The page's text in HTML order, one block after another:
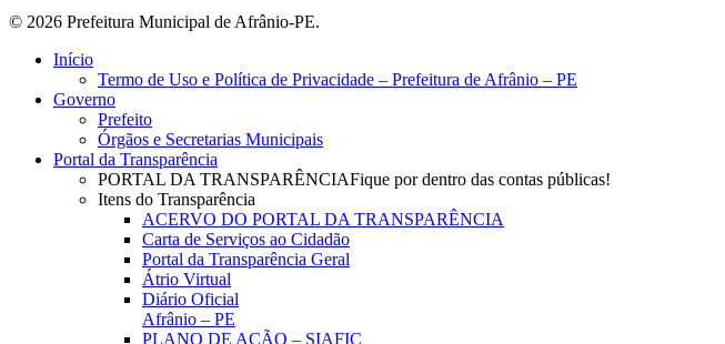
© 2026 Prefeitura Municipal de Afrânio-PE.
Close
Início
Termo de Uso e Política de Privacidade – Prefeitura de Afrânio – PE
Governo
Prefeito
Órgãos e Secretarias Municipais
Portal da Transparência
PORTAL DA TRANSPARÊNCIAFique por dentro das contas públicas!
Itens do Transparência
ACERVO DO PORTAL DA TRANSPARÊNCIA
Carta de Serviços ao Cidadão
Portal da Transparência Geral
Átrio Virtual
Diário Oficial
Afrânio – PE
PLANO DE AÇÃO – SIAFIC